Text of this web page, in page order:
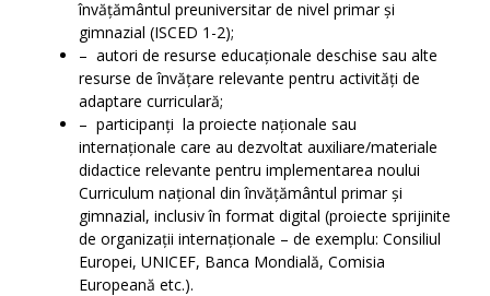
învățământul preuniversitar de nivel primar și
gimnazial (ISCED 1-2);
– autori de resurse educaționale deschise sau alte
resurse de învățare relevante pentru activități de
adaptare curriculară;
– participanți la proiecte naționale sau
internaționale care au dezvoltat auxiliare/materiale
didactice relevante pentru implementarea noului
Curriculum național din învățământul primar și
gimnazial, inclusiv în format digital (proiecte sprijinite
de organizații internaționale – de exemplu: Consiliul
Europei, UNICEF, Banca Mondială, Comisia
Europeană etc.).